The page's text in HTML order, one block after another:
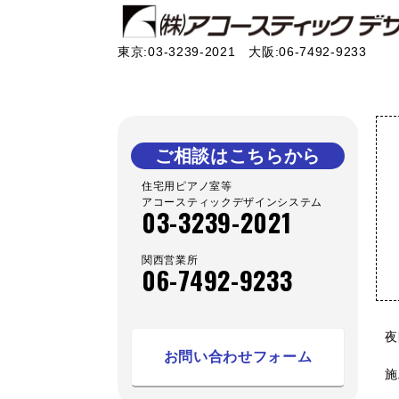
東京:03-3239-2021 大阪:06-7492-9233
ご相談はこちらから
住宅用ピアノ室等
アコースティックデザインシステム
03-3239-2021
関西営業所
06-7492-9233
お問い合わせフォーム